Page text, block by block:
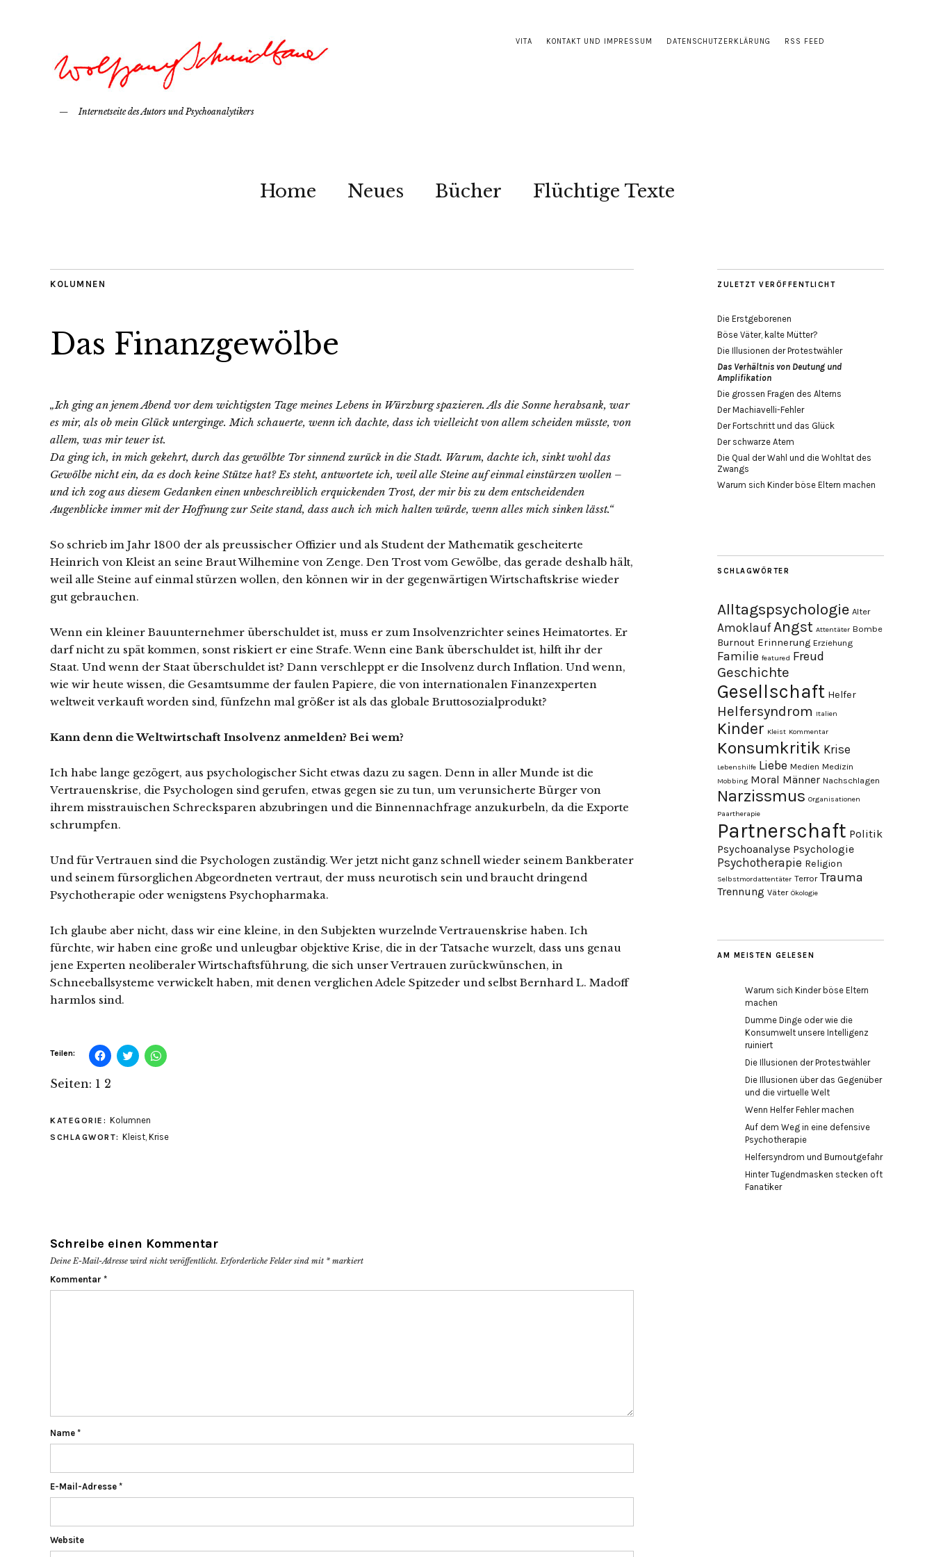
VITA KONTAKT UND IMPRESSUM DATENSCHUTZERKLÄRUNG RSS FEED
Internetseite des Autors und Psychoanalytikers
Home Neues Bücher Flüchtige Texte
KOLUMNEN
Das Finanzgewölbe
„Ich ging an jenem Abend vor dem wichtigsten Tage meines Lebens in Würzburg spazieren. Als die Sonne herabsank, war
es mir, als ob mein Glück unterginge. Mich schauerte, wenn ich dachte, dass ich vielleicht von allem scheiden müsste, von
allem, was mir teuer ist.
Da ging ich, in mich gekehrt, durch das gewölbte Tor sinnend zurück in die Stadt. Warum, dachte ich, sinkt wohl das
Gewölbe nicht ein, da es doch keine Stütze hat? Es steht, antwortete ich, weil alle Steine auf einmal einstürzen wollen –
und ich zog aus diesem Gedanken einen unbeschreiblich erquickenden Trost, der mir bis zu dem entscheidenden
Augenblicke immer mit der Hoffnung zur Seite stand, dass auch ich mich halten würde, wenn alles mich sinken lässt.“
So schrieb im Jahr 1800 der als preussischer Offizier und als Student der Mathematik gescheiterte
Heinrich von Kleist an seine Braut Wilhemine von Zenge. Den Trost vom Gewölbe, das gerade deshalb hält,
weil alle Steine auf einmal stürzen wollen, den können wir in der gegenwärtigen Wirtschaftskrise wieder
gut gebrauchen.
Wenn ein kleiner Bauunternehmer überschuldet ist, muss er zum Insolvenzrichter seines Heimatortes. Er
darf nicht zu spät kommen, sonst riskiert er eine Strafe. Wenn eine Bank überschuldet ist, hilft ihr der
Staat. Und wenn der Staat überschuldet ist? Dann verschleppt er die Insolvenz durch Inflation. Und wenn,
wie wir heute wissen, die Gesamtsumme der faulen Papiere, die von internationalen Finanzexperten
weltweit verkauft worden sind, fünfzehn mal größer ist als das globale Bruttosozialprodukt?
Kann denn die Weltwirtschaft Insolvenz anmelden? Bei wem?
Ich habe lange gezögert, aus psychologischer Sicht etwas dazu zu sagen. Denn in aller Munde ist die
Vertrauenskrise, die Psychologen sind gerufen, etwas gegen sie zu tun, um verunsicherte Bürger von
ihrem misstrauischen Schrecksparen abzubringen und die Binnennachfrage anzukurbeln, da die Exporte
schrumpfen.
Und für Vertrauen sind die Psychologen zuständig. Wer jetzt nicht ganz schnell wieder seinem Bankberater
und seinem fürsorglichen Abgeordneten vertraut, der muss neurotisch sein und braucht dringend
Psychotherapie oder wenigstens Psychopharmaka.
Ich glaube aber nicht, dass wir eine kleine, in den Subjekten wurzelnde Vertrauenskrise haben. Ich
fürchte, wir haben eine große und unleugbar objektive Krise, die in der Tatsache wurzelt, dass uns genau
jene Experten neoliberaler Wirtschaftsführung, die sich unser Vertrauen zurückwünschen, in
Schneeballsysteme verwickelt haben, mit denen verglichen Adele Spitzeder und selbst Bernhard L. Madoff
harmlos sind.
Teilen: Klick,
um
Facebook
zu
in
neuem
Fenster
geöffnet)
Klick,
um
in
neuem
Fenster
geöffnet)
Klicken,
um
Fenster
geöffnet)
Seiten: 1 2
KATEGORIE: Kolumnen
SCHLAGWORT: Kleist, Krise
Schreibe einen Kommentar
Deine E-Mail-Adresse wird nicht veröffentlicht. Erforderliche Felder sind mit * markiert
Kommentar *
Name *
E-Mail-Adresse *
Website
ZULETZT VERÖFFENTLICHT
Die Erstgeborenen
Böse Väter, kalte Mütter?
Die Illusionen der Protestwähler
Das Verhältnis von Deutung und
Amplifikation
Die grossen Fragen des Alterns
Der Machiavelli-Fehler
Der Fortschritt und das Glück
Der schwarze Atem
Die Qual der Wahl und die Wohltat des
Zwangs
Warum sich Kinder böse Eltern machen
SCHLAGWÖRTER
Alltagspsychologie Alter
Amoklauf Angst Attentäter Bombe
Burnout Erinnerung Erziehung
Familie featured Freud
Geschichte
Gesellschaft Helfer
Helfersyndrom Italien
Kinder Kleist Kommentar
Konsumkritik Krise
Lebenshilfe Liebe Medien Medizin
Mobbing Moral Männer Nachschlagen
Narzissmus Organisationen
Paartherapie
Partnerschaft Politik
Psychoanalyse Psychologie
Psychotherapie Religion
Selbstmordattentäter Terror Trauma
Trennung Väter Ökologie
AM MEISTEN GELESEN
Warum sich Kinder böse Eltern
machen
Dumme Dinge oder wie die
Konsumwelt unsere Intelligenz
ruiniert
Die Illusionen der Protestwähler
Die Illusionen über das Gegenüber
und die virtuelle Welt
Wenn Helfer Fehler machen
Auf dem Weg in eine defensive
Psychotherapie
Helfersyndrom und Burnoutgefahr
Hinter Tugendmasken stecken oft
Fanatiker